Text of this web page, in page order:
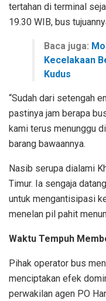
tertahan di terminal
19.30 WIB, bus
Baca juga:
Kecelakaan
Kudus
“Sudah dari setengah
pastinya jam berapa
kami terus menunggu
barang bawaannya.
Nasib serupa dialami
Timur. Ia sengaja
untuk mengantisipasi
menelan pil pahit
Waktu Tempuh
Pihak operator bus
menciptakan efek
perwakilan agen PO